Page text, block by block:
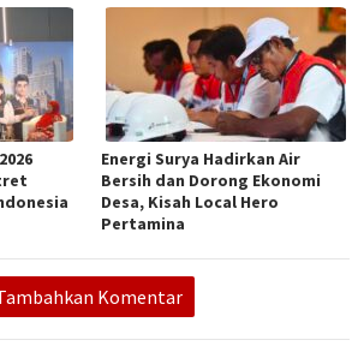
Energi Surya Hadirkan Air
Bersih dan Dorong Ekonomi
Desa, Kisah Local Hero
Pertamina
Komentar